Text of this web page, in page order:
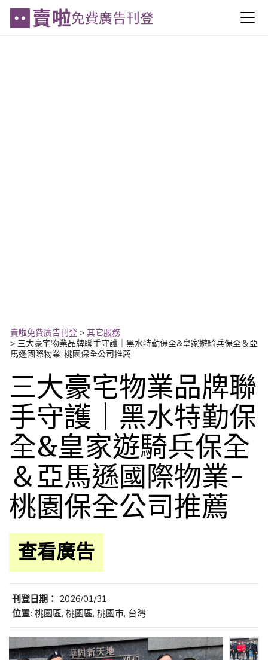
賣啦免費廣告刊登 > 其它服務
> 三大豪宅物業品牌聯手守護｜黑水特勤保全&皇家遊騎兵保全＆亞
馬遜國際物業-桃園保全公司推薦
三大豪宅物業品牌聯
手守護｜黑水特勤保
全&皇家遊騎兵保全
＆亞馬遜國際物業-
桃園保全公司推薦
查看廣告
刊登日期： 2026/01/31
位置: 桃園區, 桃園區, 桃園市, 台灣